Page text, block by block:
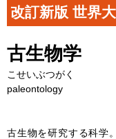
改訂新版 世界
古生物学
こせいぶつがく
paleontology
古生物を研究する科学